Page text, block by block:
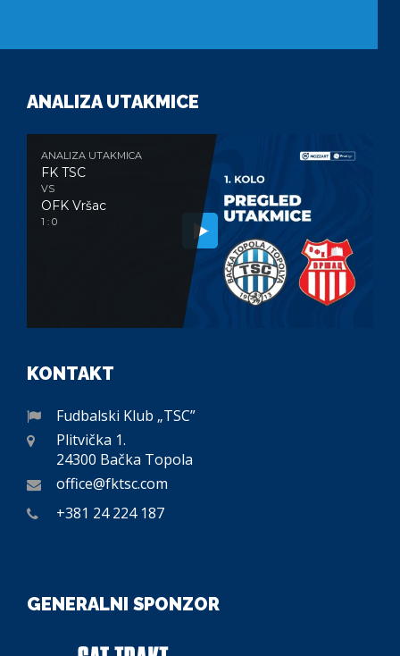
ANALIZA UTAKMICE
ANALIZA UTAKMICA
FK TSC
VS
OFK Vršac
1 : 0
KONTAKT
Fudbalski Klub „TSC”
Plitvička 1.
24300 Bačka Topola
office@fktsc.com
+381 24 224 187
GENERALNI SPONZOR